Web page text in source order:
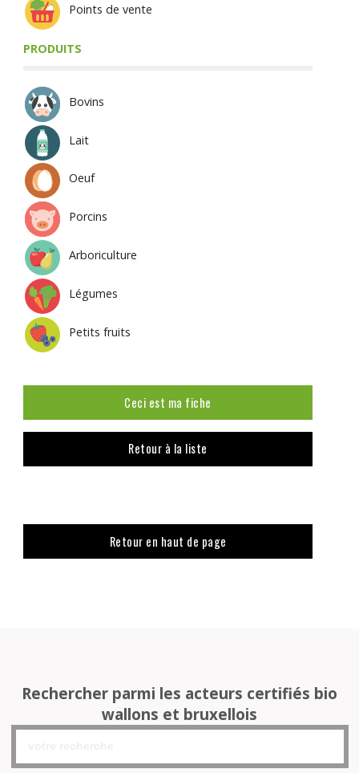
Points de vente
PRODUITS
Bovins
Lait
Oeuf
Porcins
Arboriculture
Légumes
Petits fruits
Ceci est ma fiche
Retour à la liste
Retour en haut de page
Rechercher parmi les acteurs certifiés bio
wallons et bruxellois